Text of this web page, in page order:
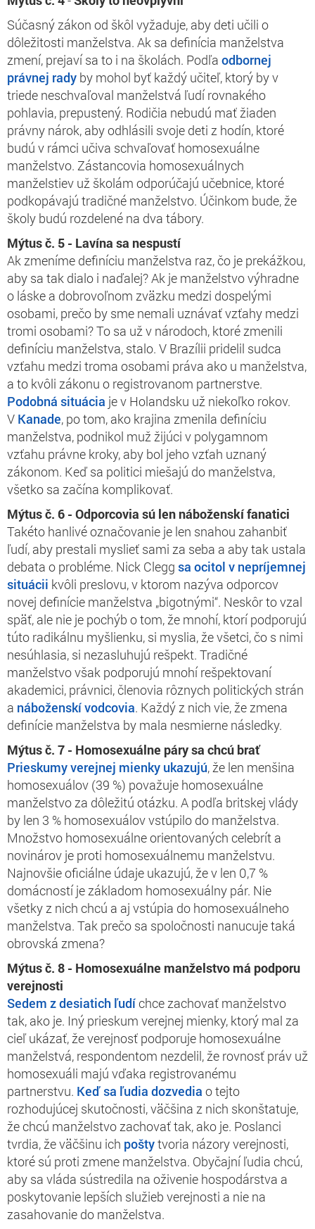
Súčasný zákon od škôl vyžaduje, aby deti učili o
dôležitosti manželstva. Ak sa definícia manželstva
zmení, prejaví sa to i na školách. Podľa odbornej
právnej rady by mohol byť každý učiteľ, ktorý by v
triede neschvaľoval manželstvá ľudí rovnakého
pohlavia, prepustený. Rodičia nebudú mať žiaden
právny nárok, aby odhlásili svoje deti z hodín, ktoré
budú v rámci učiva schvaľovať homosexuálne
manželstvo. Zástancovia homosexuálnych
manželstiev už školám odporúčajú učebnice, ktoré
podkopávajú tradičné manželstvo. Účinkom bude, že
školy budú rozdelené na dva tábory.
Mýtus č. 5 - Lavína sa nespustí
Ak zmeníme definíciu manželstva raz, čo je prekážkou,
aby sa tak dialo i naďalej? Ak je manželstvo výhradne
o láske a dobrovoľnom zväzku medzi dospelými
osobami, prečo by sme nemali uznávať vzťahy medzi
tromi osobami? To sa už v národoch, ktoré zmenili
definíciu manželstva, stalo. V Brazílii pridelil sudca
vzťahu medzi troma osobami práva ako u manželstva,
a to kvôli zákonu o registrovanom partnerstve.
Podobná situácia je v Holandsku už niekoľko rokov.
V Kanade, po tom, ako krajina zmenila definíciu
manželstva, podnikol muž žijúci v polygamnom
vzťahu právne kroky, aby bol jeho vzťah uznaný
zákonom. Keď sa politici miešajú do manželstva,
všetko sa začína komplikovať.
Mýtus č. 6 - Odporcovia sú len náboženskí fanatici
Takéto hanlivé označovanie je len snahou zahanbiť
ľudí, aby prestali myslieť sami za seba a aby tak ustala
debata o probléme. Nick Clegg sa ocitol v nepríjemnej
situácii kvôli preslovu, v ktorom nazýva odporcov
novej definície manželstva „bigotnými“. Neskôr to vzal
späť, ale nie je pochýb o tom, že mnohí, ktorí podporujú
túto radikálnu myšlienku, si myslia, že všetci, čo s nimi
nesúhlasia, si nezasluhujú rešpekt. Tradičné
manželstvo však podporujú mnohí rešpektovaní
akademici, právnici, členovia rôznych politických strán
a náboženskí vodcovia. Každý z nich vie, že zmena
definície manželstva by mala nesmierne následky.
Mýtus č. 7 - Homosexuálne páry sa chcú brať
Prieskumy verejnej mienky ukazujú, že len menšina
homosexuálov (39 %) považuje homosexuálne
manželstvo za dôležitú otázku. A podľa britskej vlády
by len 3 % homosexuálov vstúpilo do manželstva.
Množstvo homosexuálne orientovaných celebrít a
novinárov je proti homosexuálnemu manželstvu.
Najnovšie oficiálne údaje ukazujú, že v len 0,7 %
domácností je základom homosexuálny pár. Nie
všetky z nich chcú a aj vstúpia do homosexuálneho
manželstva. Tak prečo sa spoločnosti nanucuje taká
obrovská zmena?
Mýtus č. 8 - Homosexuálne manželstvo má podporu
verejnosti
Sedem z desiatich ľudíchce zachovať manželstvo
tak, ako je. Iný prieskum verejnej mienky, ktorý mal za
cieľ ukázať, že verejnosť podporuje homosexuálne
manželstvá, respondentom nezdelil, že rovnosť práv už
homosexuáli majú vďaka registrovanému
partnerstvu. Keď sa ľudia dozvedia o tejto
rozhodujúcej skutočnosti, väčšina z nich skonštatuje,
že chcú manželstvo zachovať tak, ako je. Poslanci
tvrdia, že väčšinu ich poštytvoria názory verejnosti,
ktoré sú proti zmene manželstva. Obyčajní ľudia chcú,
aby sa vláda sústredila na oživenie hospodárstva a
poskytovanie lepších služieb verejnosti a nie na
zasahovanie do manželstva.